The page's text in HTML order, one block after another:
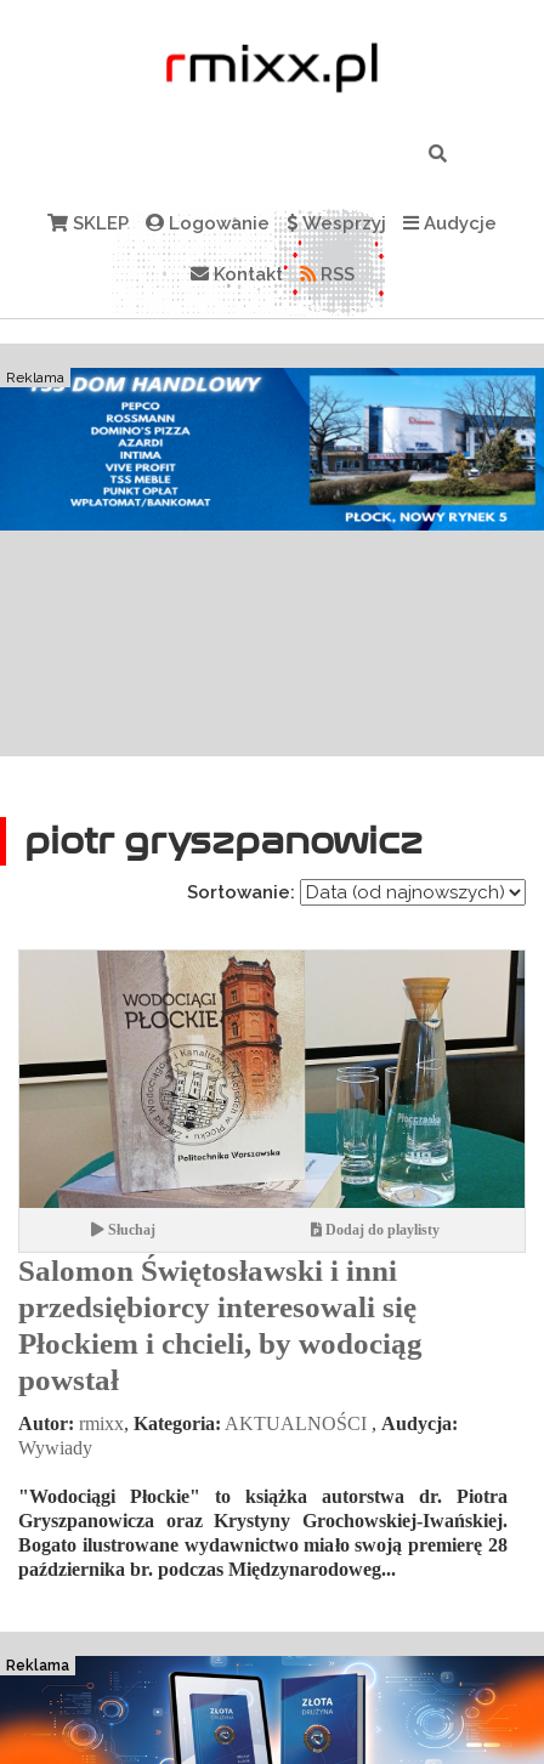
SKLEP Logowanie Wesprzyj Audycje
Kontakt RSS
Reklama
piotr gryszpanowicz
Sortowanie:
Słuchaj Dodaj do playlisty
Salomon Świętosławski i inni
przedsiębiorcy interesowali się
Płockiem i chcieli, by wodociąg
powstał
Autor: rmixx, Kategoria: AKTUALNOŚCI , Audycja:
Wywiady
"Wodociągi Płockie" to książka autorstwa dr. Piotra
Gryszpanowicza oraz Krystyny Grochowskiej-Iwańskiej.
Bogato ilustrowane wydawnictwo miało swoją premierę 28
października br. podczas Międzynarodoweg...
Reklama